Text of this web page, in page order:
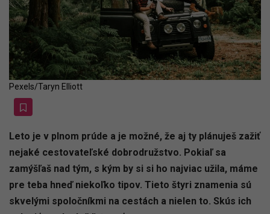
Pexels/Taryn Elliott
Leto je v plnom prúde a je možné, že aj ty plánuješ zažiť
nejaké cestovateľské dobrodružstvo. Pokiaľ sa
zamýšľaš nad tým, s kým by si si ho najviac užila, máme
pre teba hneď niekoľko tipov. Tieto štyri znamenia sú
skvelými spoločníkmi na cestách a nielen to. Skús ich